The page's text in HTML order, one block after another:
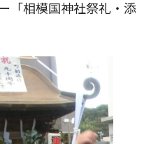
「相模国神社祭礼・添